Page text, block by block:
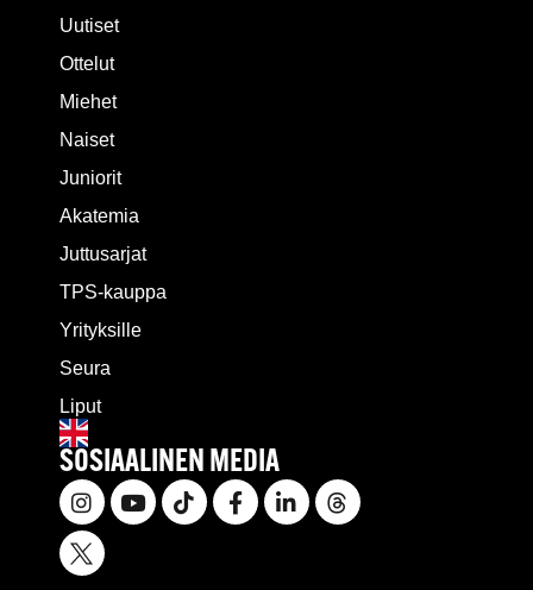
Uutiset
Ottelut
Miehet
Naiset
Juniorit
Akatemia
Juttusarjat
TPS-kauppa
Yrityksille
Seura
Liput
SOSIAALINEN MEDIA